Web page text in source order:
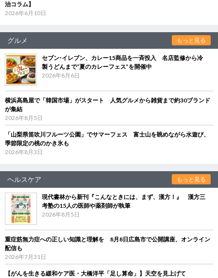
治コラム】
2026年6月10日
グルメ もっと見る
セブン‐イレブン、カレー15商品を一斉投入 名店監修から冷
製うどんまで“夏のカレーフェス”を開催中
2026年8月6日
横浜高島屋で「韓国市場」がスタート 人気グルメから雑貨まで約30ブランド
が集結
2026年8月5日
「山梨県笛吹川フルーツ公園」でサマーフェス 富士山を眺めながら水遊び、
季節限定の桃のかき氷も
2026年8月3日
ヘルスケア もっと見る
現代書林から新刊『こんなときには、まず、漢方！』 漢方三
考塾の15人の医師や薬剤師が執筆
2026年8月5日
重症筋無力症への正しい知識と理解を 8月8日広島市で公開講座、オンライン
配信も
2026年7月31日
【がんを生きる緩和ケア医・大橋洋平「足し算命」】天空を見上げて